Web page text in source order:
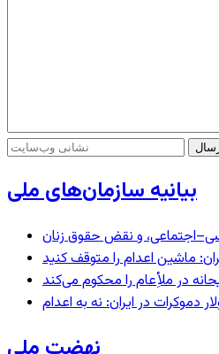
بیانیه سازمان‌های ملی
و نقض حقوق زنان
در ملأِعام را محکوم می‌کند
دموکرات در ایران: نه به اعدام